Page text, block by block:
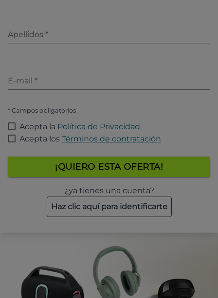
Apellidos *
E-mail *
* Campos obligatorios
Acepta la Política de Privacidad
Acepta los Términos de contratación
¡QUIERO ESTA OFERTA!
¿ya tienes una cuenta?
Haz clic aquí para identificarte